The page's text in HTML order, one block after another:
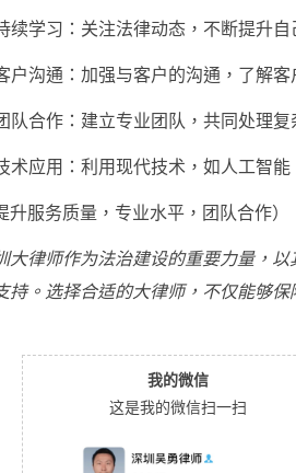
续学习：关注法律动态，不断提升自
户沟通：加强与客户的沟通，了解
队合作：建立专业团队，共同处理复
术应用：利用现代技术，如人工智能
升服务质量，专业水平，团队合作）
大律师作为法治建设的重要力量，
持。选择合适的大律师，不仅能够
我的微信
这是我的微信扫一扫